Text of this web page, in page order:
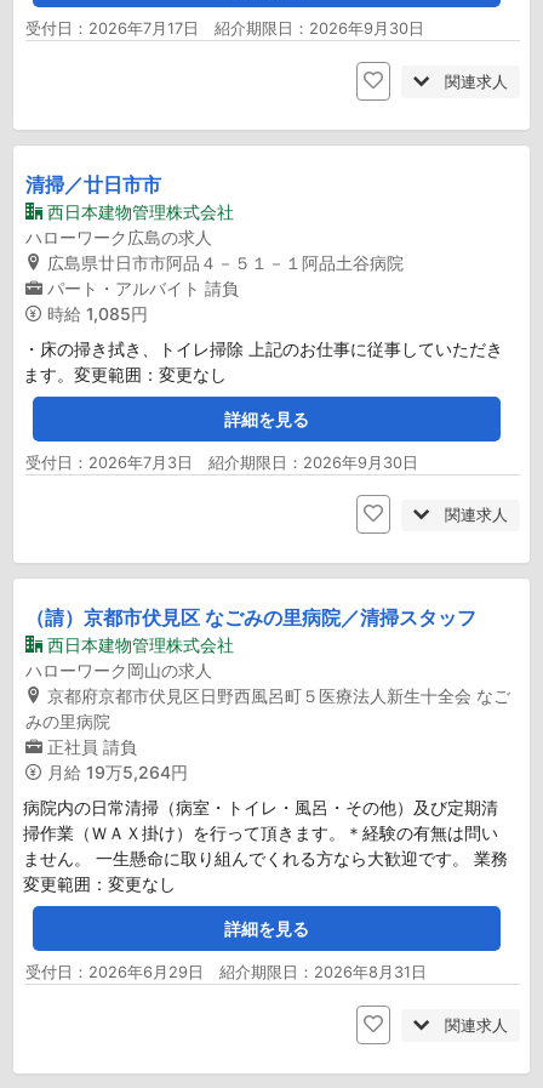
受付日：2026年7月17日 紹介期限日：2026年9月30日
関連求人
清掃／廿日市市
西日本建物管理株式会社
ハローワーク広島の求人
広島県廿日市市阿品４－５１－１阿品土谷病院
パート・アルバイト 請負
時給 1,085円
・床の掃き拭き、トイレ掃除 上記のお仕事に従事していただき
ます。変更範囲：変更なし
詳細を見る
受付日：2026年7月3日 紹介期限日：2026年9月30日
関連求人
（請）京都市伏見区 なごみの里病院／清掃スタッフ
西日本建物管理株式会社
ハローワーク岡山の求人
京都府京都市伏見区日野西風呂町５医療法人新生十全会 なご
みの里病院
正社員 請負
月給 19万5,264円
病院内の日常清掃（病室・トイレ・風呂・その他）及び定期清
掃作業（ＷＡＸ掛け）を行って頂きます。＊経験の有無は問い
ません。 一生懸命に取り組んでくれる方なら大歓迎です。 業務
変更範囲：変更なし
詳細を見る
受付日：2026年6月29日 紹介期限日：2026年8月31日
関連求人